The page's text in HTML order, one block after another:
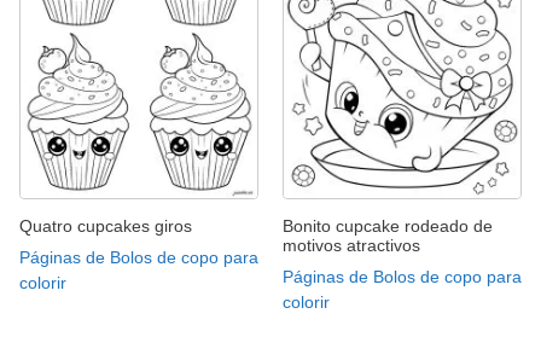
Quatro cupcakes giros
Páginas de Bolos de copo para
colorir
Bonito cupcake rodeado de
motivos atractivos
Páginas de Bolos de copo para
colorir